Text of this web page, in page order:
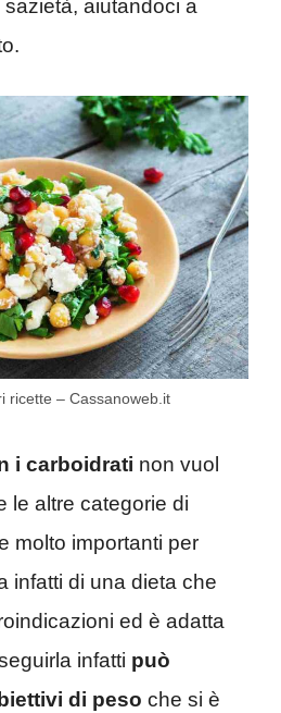
aiutandoci a
ricette – Cassanoweb.it
i carboidrati non vuol
le altre categorie di
molto importanti per
infatti di una dieta che
ed è adatta
infatti può
di peso che si è